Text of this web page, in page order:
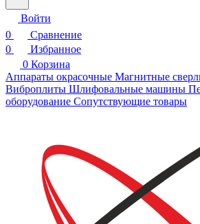
Войти
0
Сравнение
0
Избранное
0 Корзина
Аппараты окрасочные Магнитные
Виброплиты Шлифовальные машины
оборудование Сопутствующие товары